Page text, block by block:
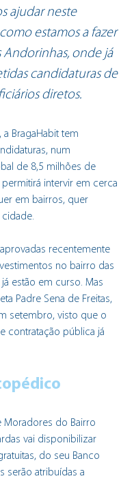
ajudar neste
estamos a fazer
Andorinhas, onde já
candidaturas de
diretos.
BragaHabit tem
num
de 8,5 milhões de
permitirá intervir em cerca
em bairros, quer
recentemente
no bairro das
estão em curso. Mas
Padre Sena de Freitas,
setembro, visto que o
contratação pública já
Moradores do Bairro
vai disponibilizar
do seu Banco
serão atribuídas a